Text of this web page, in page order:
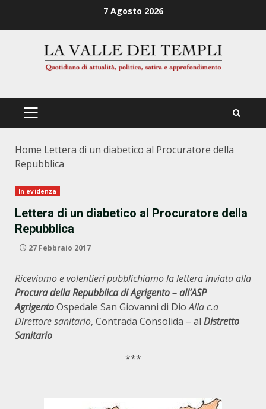
7 Agosto 2026
PRIMÄRES
Home Lettera di un diabetico al Procuratore della
Repubblica
In evidenza
Lettera di un diabetico al Procuratore della
Repubblica
27 Febbraio 2017
Riceviamo e volentieri pubblichiamo la lettera inviata alla
Procuradella Repubblica di Agrigento – all’ASP
AgrigentoOspedale San Giovanni di DioAlla c.a
Direttore sanitario, Contrada Consolida – al Distretto
Sanitario
***